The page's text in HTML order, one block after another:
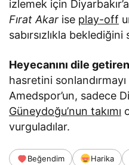
izlemek için
Fırat Akar ise play-off
sabırsızlıkla beklediğini
Heyecanını dile
hasretini
Amedspor’un, sadece
Güneydoğu’nun takımı
vurguladılar.
Beğendim Harika